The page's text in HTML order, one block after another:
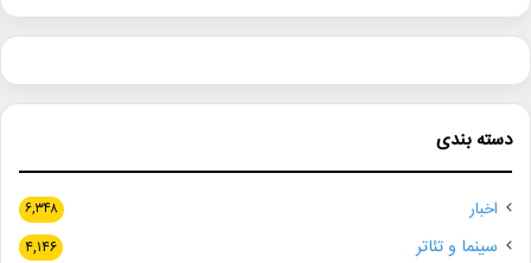
دسته بندی
اخبار ۶,۳۴۸
سینما و تئاتر ۴,۱۴۶